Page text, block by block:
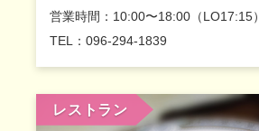
営業時間：10:00〜18:00（LO17:15）
TEL：096-294-1839
レストラン